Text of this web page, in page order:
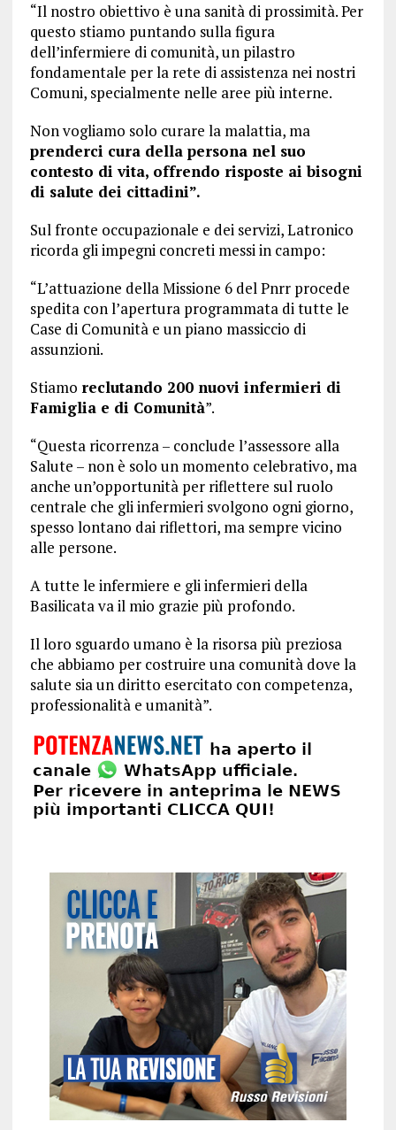
“Il nostro obiettivo è una sanità di prossimità. Per
questo stiamo puntando sulla figura
dell’infermiere di comunità, un pilastro
fondamentale per la rete di assistenza nei nostri
Comuni, specialmente nelle aree più interne.
Non vogliamo solo curare la malattia, ma
prenderci cura della persona nel suo
contesto di vita, offrendo risposte ai bisogni
di salute dei cittadini”.
Sul fronte occupazionale e dei servizi, Latronico
ricorda gli impegni concreti messi in campo:
“L’attuazione della Missione 6 del Pnrr procede
spedita con l’apertura programmata di tutte le
Case di Comunità e un piano massiccio di
assunzioni.
Stiamo reclutando 200 nuovi infermieri di
Famiglia e di Comunità”.
“Questa ricorrenza – conclude l’assessore alla
Salute – non è solo un momento celebrativo, ma
anche un’opportunità per riflettere sul ruolo
centrale che gli infermieri svolgono ogni giorno,
spesso lontano dai riflettori, ma sempre vicino
alle persone.
A tutte le infermiere e gli infermieri della
Basilicata va il mio grazie più profondo.
Il loro sguardo umano è la risorsa più preziosa
che abbiamo per costruire una comunità dove la
salute sia un diritto esercitato con competenza,
professionalità e umanità”.